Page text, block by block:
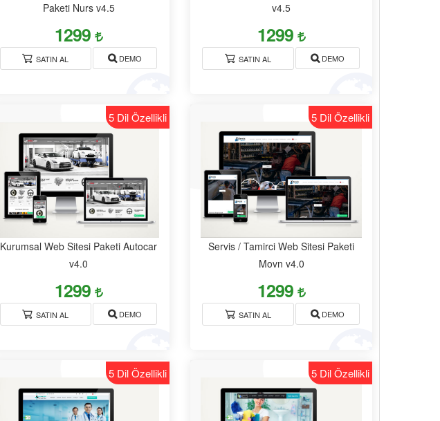
Paketi Nurs v4.5
1299
SATIN AL DEMO
v4.5
1299
SATIN AL DEMO
5 Dil Özellikli
Kurumsal Web Sitesi Paketi Autocar
v4.0
1299
SATIN AL DEMO
5 Dil Özellikli
Servis / Tamirci Web Sitesi Paketi
Movn v4.0
1299
SATIN AL DEMO
5 Dil Özellikli 5 Dil Özellikli